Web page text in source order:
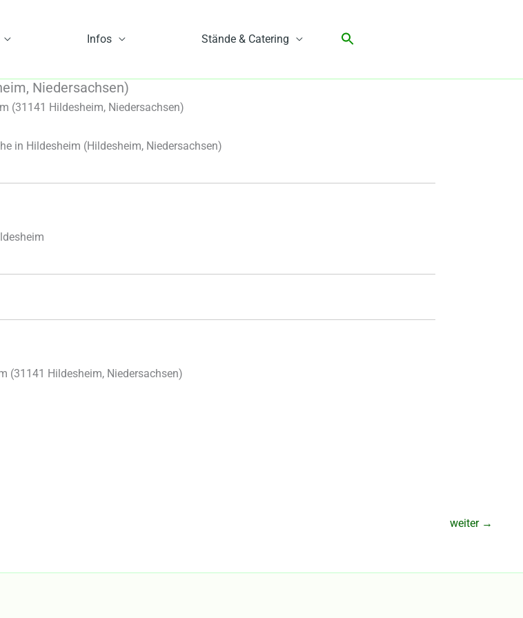
Infos Stände & Catering
Niedersachsen)
(31141 Hildesheim, Niedersachsen)
in Hildesheim (Hildesheim, Niedersachsen)
(31141 Hildesheim, Niedersachsen)
weiter →